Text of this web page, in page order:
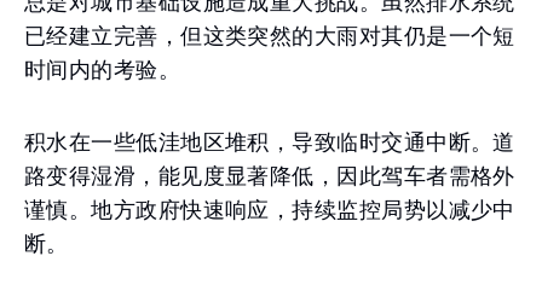
已经建立完善，但这类突然的大雨对其仍是一个短
时间内的考验。
积水在一些低洼地区堆积，导致临时交通中断。道
路变得湿滑，能见度显著降低，因此驾车者需格外
谨慎。地方政府快速响应，持续监控局势以减少中
断。